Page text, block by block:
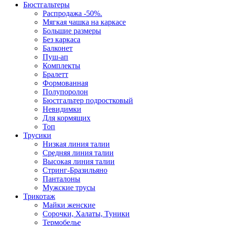
Бюстгальтеры
Распродажа -50%.
Мягкая чашка на каркасе
Большие размеры
Без каркаса
Балконет
Пуш-ап
Комплекты
Бралетт
Формованная
Полупоролон
Бюстгальтер подростковый
Невидимки
Для кормящих
Топ
Трусики
Низкая линия талии
Средняя линия талии
Высокая линия талии
Стринг-Бразильяно
Панталоны
Мужские трусы
Трикотаж
Майки женские
Сорочки, Халаты, Туники
Термобелье